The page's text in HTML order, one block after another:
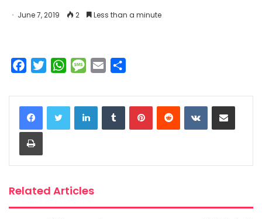
June 7, 2019 2 Less than a minute
c
e
b
o
o
i
t
t
W
a
t
s
M
s
s
a
a
i
a
r
e
LinkedInTumblrPinterestReddit VKontakteShare via Email
Print
Related Articles